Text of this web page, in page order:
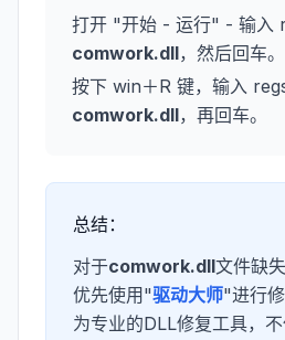
打开 "开始 - 运行" - 输入
comwork.dll，然后回车。
按下 win＋R 键，输入
comwork.dll，再回车。
总结：
对于comwork.dll文件缺
优先使用"驱动大师"进行修
为专业的DLL修复工具，